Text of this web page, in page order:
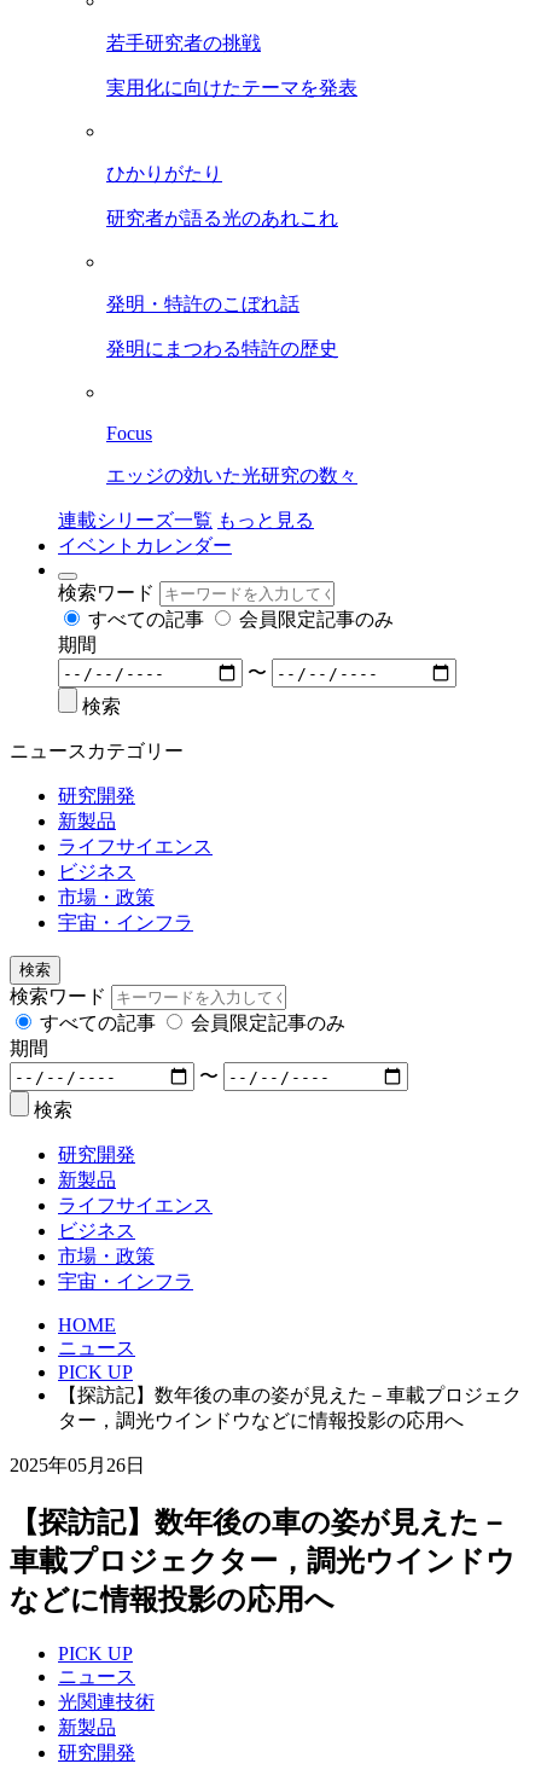
若手研究者の挑戦
実用化に向けたテーマを発表
ひかりがたり
研究者が語る光のあれこれ
発明・特許のこぼれ話
発明にまつわる特許の歴史
Focus
エッジの効いた光研究の数々
連載シリーズ一覧 もっと見る
イベントカレンダー
検索ワード
すべての記事
会員限定記事のみ
期間
〜
検索
ニュースカテゴリー
研究開発
新製品
ライフサイエンス
ビジネス
市場・政策
宇宙・インフラ
検索
検索ワード
すべての記事
会員限定記事のみ
期間
〜
検索
研究開発
新製品
ライフサイエンス
ビジネス
市場・政策
宇宙・インフラ
HOME
ニュース
PICK UP
【探訪記】数年後の車の姿が見えた－車載プロジェク
ター，調光ウインドウなどに情報投影の応用へ
2025年05月26日
【探訪記】数年後の車の姿が見えた－
車載プロジェクター，調光ウインドウ
などに情報投影の応用へ
PICK UP
ニュース
光関連技術
新製品
研究開発